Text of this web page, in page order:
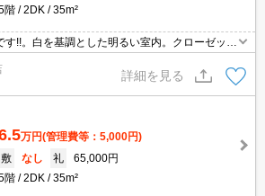
階
2DK 35m²
す!!。白を基調とした明るい室内。クローゼット
収納がうれしいね。ベランダに洗濯機置場あ
ルまで。住宅街に立地。買い物便利な立地です
詳細を見る
万円(管理費等：5,000円)
敷
なし 礼
65,000円
階
2DK 35m²